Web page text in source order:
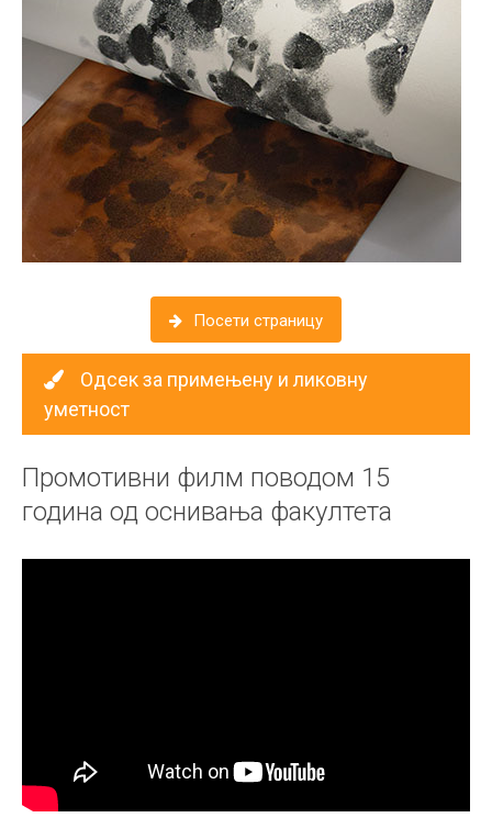
Посети страницу
Одсек за примењену и ликовну
уметност
Промотивни филм поводом 15
година од оснивања факултета